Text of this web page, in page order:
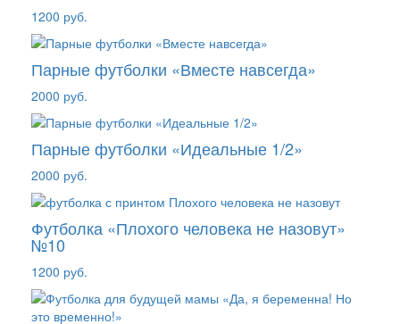
1200 руб.
Парные футболки «Вместе навсегда»
2000 руб.
Парные футболки «Идеальные 1/2»
2000 руб.
Футболка «Плохого человека не назовут»
№10
1200 руб.